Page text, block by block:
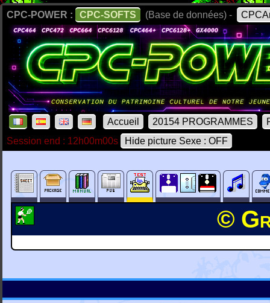
CPC-POWER : CPC-SOFTS (Base de données) -
Accueil 20154 PROGRAMMES
Session end : 12h00m00s
Hide picture Sexe : OFF
©